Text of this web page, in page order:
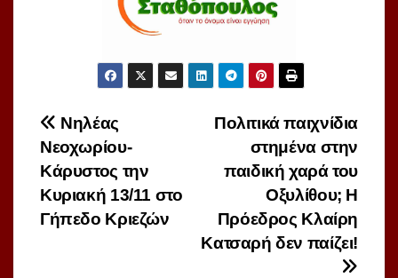
Πλοήγηση
άρθρων
Πολιτικά παιχνίδια
στημένα στην
παιδική χαρά του
Οξυλίθου; Η
Πρόεδρος Κλαίρη
Κατσαρή δεν παίζει!
Νηλέας
Νεοχωρίου-
Κάρυστος την
Κυριακή 13/11 στο
Γήπεδο Κριεζών